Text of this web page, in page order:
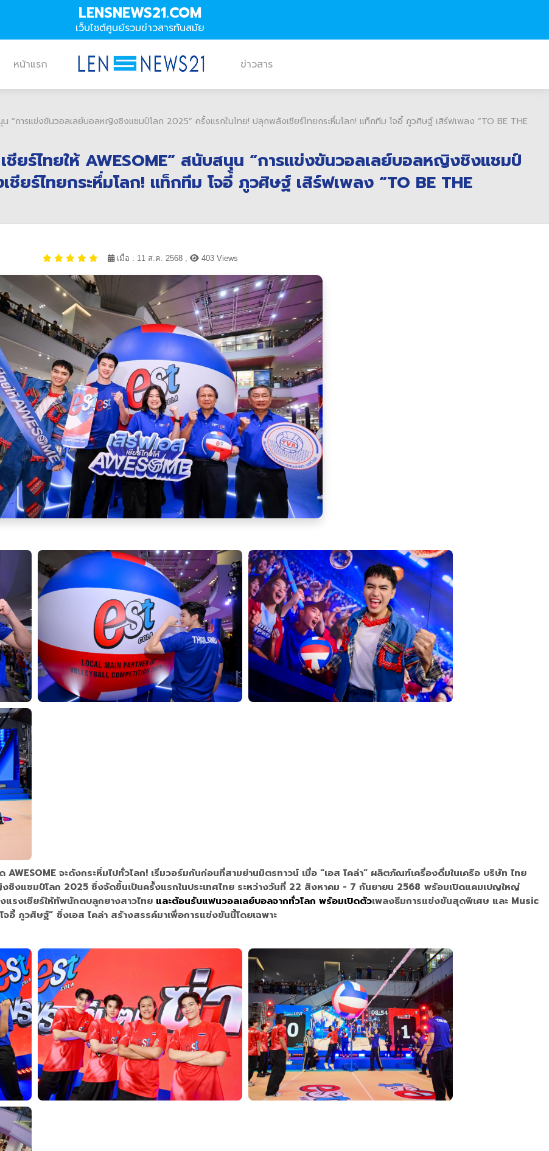
LENSNEWS21.COM
เว็บไซต์ศูนย์รวมข่าวสารทันสมัย
หน้าแรก ข่าวสาร
นุน “การแข่งขันวอลเลย์บอลหญิงชิงแชมป์โลก 2025” ครั้งแรกในไทย! ปลุกพลังเชียร์ไทยกระหึ่มโลก! แท็กทีม โจอี้ ภูวศิษฐ์ เสิร์ฟเพลง “TO BE THE
ชียร์ไทยให้ AWESOME” สนับสนุน “การแข่งขันวอลเลย์บอลหญิงชิงแชมป์
ยร์ไทยกระหึ่มโลก! แท็กทีม โจอี้ ภูวศิษฐ์ เสิร์ฟเพลง “TO BE THE
เมื่อ : 11 ส.ค. 2568 , 403 Views
จะดังกระหึ่มไปทั่วโลก! เริ่มวอร์มกันก่อนที่สามย่านมิตรทาวน์ เมื่อ “เอส โคล่า” ผลิตภัณฑ์เครื่องดื่มในเครือ บริษัท ไทย
ชิงแชมป์โลก 2025 ซึ่งจัดขึ้นเป็นครั้งแรกในประเทศไทย ระหว่างวันที่ 22 สิงหาคม - 7 กันยายน 2568 พร้อมเปิดแคมเปญใหญ่
แรงเชียร์ให้ทัพนักตบลูกยางสาวไทย และต้อนรับแฟนวอลเลย์บอลจากทั่วโลก พร้อมเปิดตัวเพลงธีมการแข่งขันสุดพิเศษ และ Music
จอี้ ภูวศิษฐ์” ซึ่งเอส โคล่า สร้างสรรค์มาเพื่อการแข่งขันนี้โดยเฉพาะ